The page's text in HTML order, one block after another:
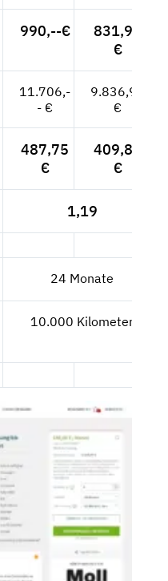
990,--€
831,93
€
11.706,-
- €
9.836,97
€
487,75
€
409,87
€
1,19
24 Monate
10.000 Kilometer